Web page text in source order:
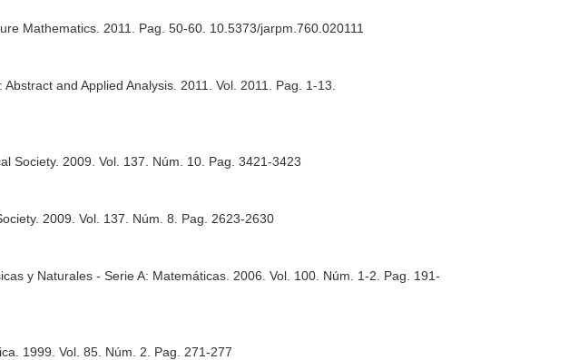
Mathematics . 2011. Pag. 50-60. 10.5373/jarpm.760.020111
Abstract and Applied Analysis . 2011. Vol. 2011. Pag. 1-13.
Society. 2009. Vol. 137. Núm. 10. Pag. 3421-3423
. 2009. Vol. 137. Núm. 8. Pag. 2623-2630
y Naturales - Serie A: Matemáticas . 2006. Vol. 100. Núm. 1-2. Pag. 191-
. 1999. Vol. 85. Núm. 2. Pag. 271-277